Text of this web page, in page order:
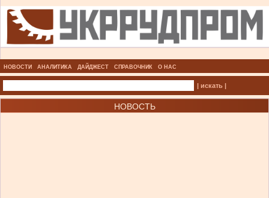
НОВОСТИ АНАЛИТИКА ДАЙДЖЕСТ СПРАВОЧНИК О НАС
| искать |
НОВОСТЬ